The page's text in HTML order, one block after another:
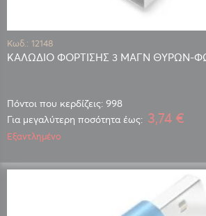
Κωδ.: 12148
ΚΑΛΩΔΙΟ ΦΟΡΤΙΣΗΣ 3 ΜΑΓΝ ΘΥΡΩΝ-
Πόντοι που κερδίζεις: 998
Για μεγαλύτερη ποσότητα έως: 3,74 €
Εξαντλημένο